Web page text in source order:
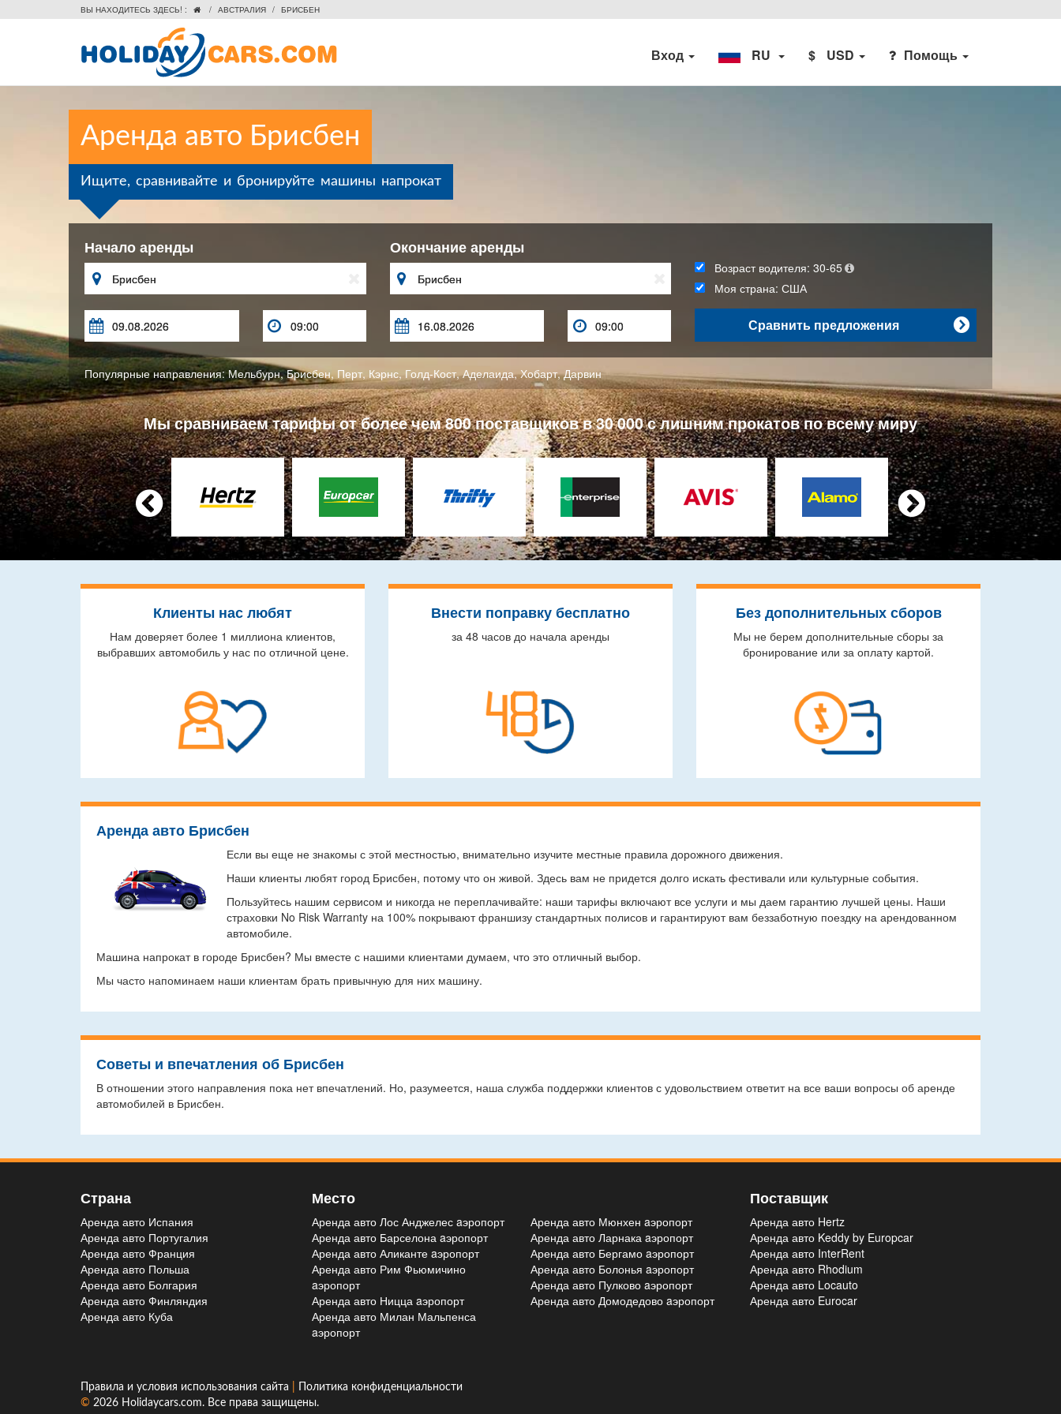
ВЫ НАХОДИТЕСЬ ЗДЕСЬ! :  / АВСТРАЛИЯ / БРИСБЕН
Вход RU $ USD Помощь
Аренда авто Брисбен
Ищите, сравнивайте и бронируйте машины напрокат
Начало аренды

 
Окончание аренды

 
Возраст водителя:30-65
Моя страна:США

Сравнить предложения
Популярные направления:Мельбурн,Брисбен,Перт, Кэрнс, Голд-Кост,Аделаида,Хобарт,Дарвин
Мы сравниваем тарифы от более чем 800 поставщиков в 30 000 с лишним прокатов по всему миру
 
Клиенты нас любят
Нам доверяет более 1 миллиона клиентов,
выбравших автомобиль у нас по отличной цене.
Внести поправку бесплатно
за 48 часов до начала аренды
Без дополнительных сборов
Мы не берем дополнительные сборы за
бронирование или за оплату картой.
Аренда авто Брисбен
Если вы еще не знакомы с этой местностью, внимательно изучите местные правила дорожного движения.
Наши клиенты любят город Брисбен, потому что он живой. Здесь вам не придется долго искать фестивали или культурные события.
Пользуйтесь нашим сервисом и никогда не переплачивайте: наши тарифы включают все услуги и мы даем гарантию лучшей цены. Наши
страховки No Risk Warranty на 100% покрывают франшизу стандартных полисов и гарантируют вам беззаботную поездку на арендованном
автомобиле.
Машина напрокат в городе Брисбен? Мы вместе с нашими клиентами думаем, что это отличный выбор.
Мы часто напоминаем наши клиентам брать привычную для них машину.
Советы и впечатления об Брисбен
В отношении этого направления пока нет впечатлений. Но, разумеется, наша служба поддержки клиентов с удовольствием ответит на все ваши вопросы об аренде
автомобилей в Брисбен.
Страна
Аренда авто Испания
Аренда авто Португалия
Аренда авто Франция
Аренда авто Польша
Аренда авто Болгария
Аренда авто Финляндия
Аренда авто Куба
Место
Аренда авто Лос Анджелес aэропорт
Аренда авто Барселона aэропорт
Аренда авто Аликанте aэропорт
Аренда авто Рим Фьюмичино
aэропорт
Аренда авто Ницца aэропорт
Аренда авто Милан Мальпенса
aэропорт
Аренда авто Мюнхен aэропорт
Аренда авто Ларнака aэропорт
Аренда авто Бергамо aэропорт
Аренда авто Болонья aэропорт
Аренда авто Пулково aэропорт
Аренда авто Домодедово aэропорт
Поставщик
Аренда авто Hertz
Аренда авто Keddy by Europcar
Аренда авто InterRent
Аренда авто Rhodium
Аренда авто Locauto
Аренда авто Eurocar
Правила и условия использования сайта
Политика конфиденциальности
© 2026 Holidaycars.com. Все права защищены.